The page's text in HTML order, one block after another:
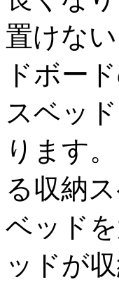
置けな
ドボー
スベッ
ります
る収納
ベッド
ッドが